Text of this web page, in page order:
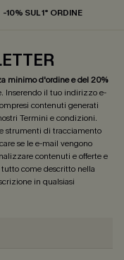
-10% SUL 1° ORDINE
minimo d'ordine e del 20%
Inserendo il tuo indirizzo e-
contenuti generati
Termini e condizioni.
strumenti di tracciamento
se le e-mail vengono
contenuti e offerte e
come descritto nella
in qualsiasi